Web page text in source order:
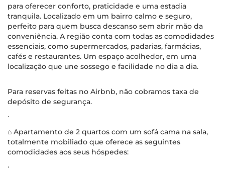
para oferecer conforto, praticidade e uma estadia
tranquila. Localizado em um bairro calmo e seguro,
perfeito para quem busca descanso sem abrir mão da
conveniência. A região conta com todas as comodidades
essenciais, como supermercados, padarias, farmácias,
cafés e restaurantes. Um espaço acolhedor, em uma
localização que une sossego e facilidade no dia a dia.
Para reservas feitas no Airbnb, não cobramos taxa de
depósito de segurança.
∙
⌂ Apartamento de 2 quartos com um sofá cama na sala,
totalmente mobiliado que oferece as seguintes
comodidades aos seus hóspedes:
∙